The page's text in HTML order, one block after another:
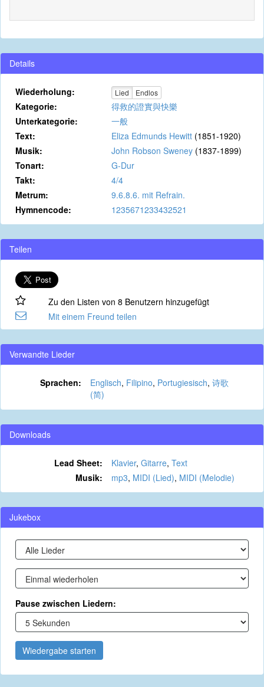
Details
Wiederholung: Lied Endlos
Kategorie:
得救的證實與快樂
Unterkategorie:
一般
Text:
Eliza Edmunds Hewitt (1851-1920)
Musik:
John Robson Sweney (1837-1899)
Tonart:
G-Dur
Takt:
4/4
Metrum:
9.6.8.6. mit Refrain.
Hymnencode:
1235671233432521
Teilen
Zu den Listen von 8 Benutzern hinzugefügt
Mit einem Freund teilen
Verwandte Lieder
Sprachen: Englisch, Filipino, Portugiesisch, 诗歌
(简)
Downloads
Lead Sheet: Klavier, Gitarre, Text
Musik:
mp3, MIDI (Lied), MIDI (Melodie)
Jukebox
Pause zwischen Liedern:
Wiedergabe starten